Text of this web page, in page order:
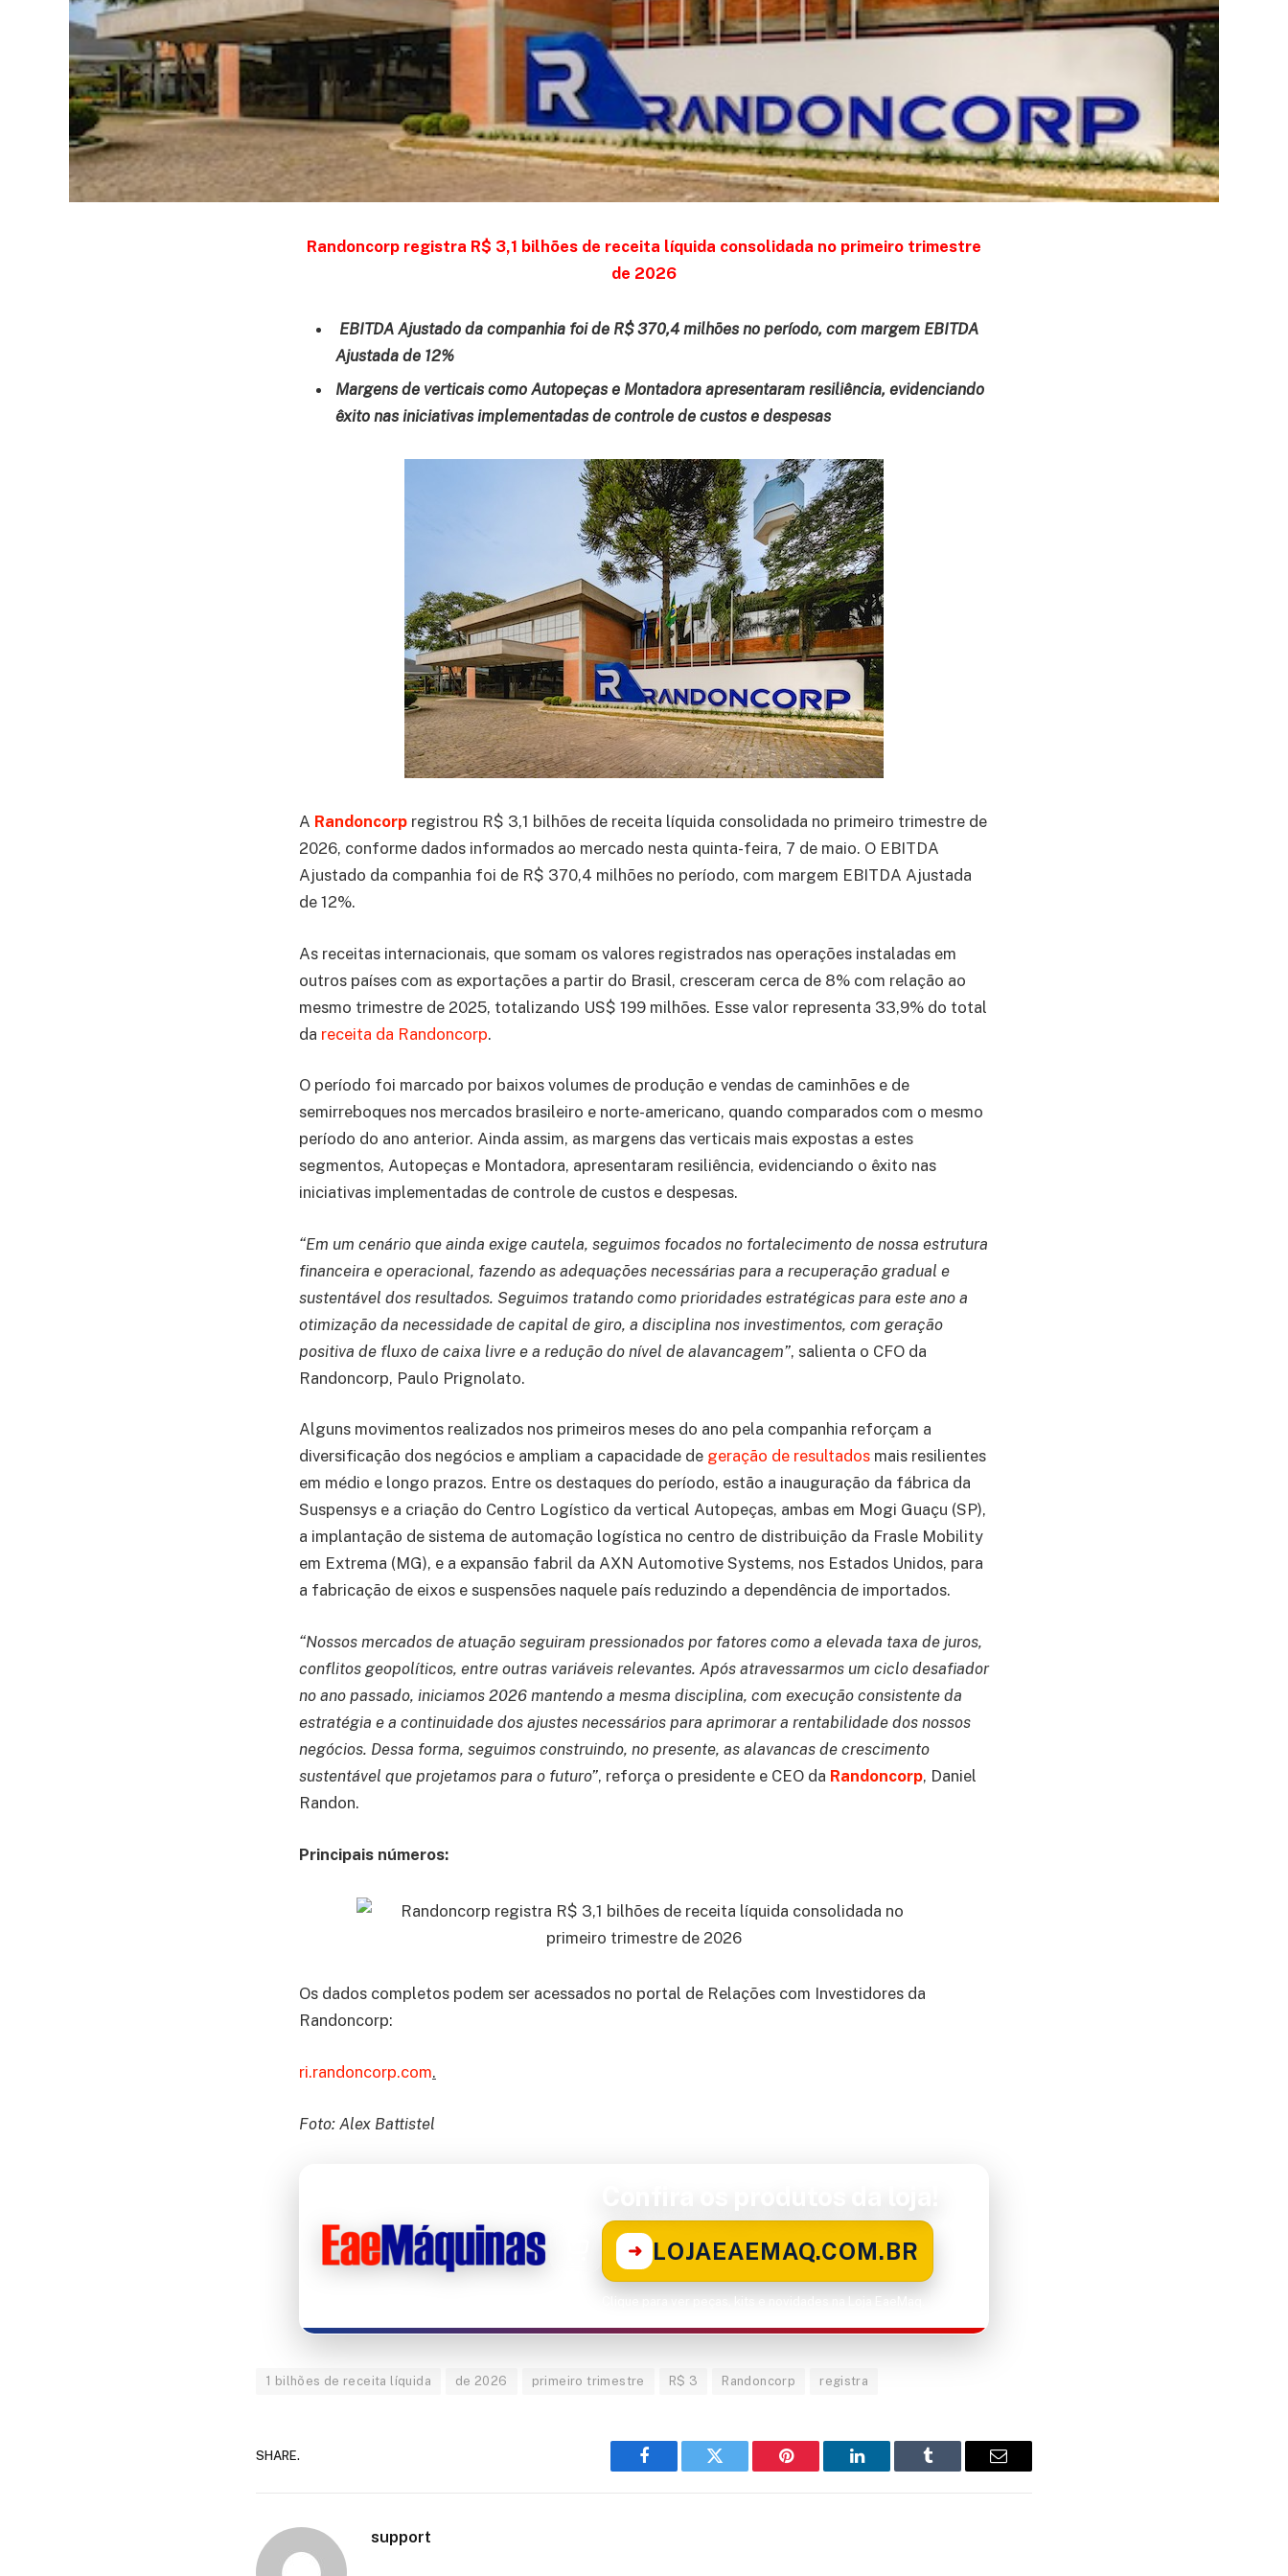
Randoncorp registra R$ 3,1 bilhões de receita líquida consolidada no primeiro trimestre
de 2026
EBITDA Ajustado da companhia foi de R$ 370,4 milhões no período, com margem EBITDA
Ajustada de 12%
Margens de verticais como Autopeças e Montadora apresentaram resiliência, evidenciando
êxito nas iniciativas implementadas de controle de custos e despesas
A Randoncorp registrou R$ 3,1 bilhões de receita líquida consolidada no primeiro trimestre de
2026, conforme dados informados ao mercado nesta quinta-feira, 7 de maio. O EBITDA
Ajustado da companhia foi de R$ 370,4 milhões no período, com margem EBITDA Ajustada
de 12%.
As receitas internacionais, que somam os valores registrados nas operações instaladas em
outros países com as exportações a partir do Brasil, cresceram cerca de 8% com relação ao
mesmo trimestre de 2025, totalizando US$ 199 milhões. Esse valor representa 33,9% do total
da receita da Randoncorp.
O período foi marcado por baixos volumes de produção e vendas de caminhões e de
semirreboques nos mercados brasileiro e norte-americano, quando comparados com o mesmo
período do ano anterior. Ainda assim, as margens das verticais mais expostas a estes
segmentos, Autopeças e Montadora, apresentaram resiliência, evidenciando o êxito nas
iniciativas implementadas de controle de custos e despesas.
“Em um cenário que ainda exige cautela, seguimos focados no fortalecimento de nossa estrutura
financeira e operacional, fazendo as adequações necessárias para a recuperação gradual e
sustentável dos resultados. Seguimos tratando como prioridades estratégicas para este ano a
otimização da necessidade de capital de giro, a disciplina nos investimentos, com geração
positiva de fluxo de caixa livre e a redução do nível de alavancagem”, salienta o CFO da
Randoncorp, Paulo Prignolato.
Alguns movimentos realizados nos primeiros meses do ano pela companhia reforçam a
diversificação dos negócios e ampliam a capacidade de geração de resultados mais resilientes
em médio e longo prazos. Entre os destaques do período, estão a inauguração da fábrica da
Suspensys e a criação do Centro Logístico da vertical Autopeças, ambas em Mogi Guaçu (SP),
a implantação de sistema de automação logística no centro de distribuição da Frasle Mobility
em Extrema (MG), e a expansão fabril da AXN Automotive Systems, nos Estados Unidos, para
a fabricação de eixos e suspensões naquele país reduzindo a dependência de importados.
“Nossos mercados de atuação seguiram pressionados por fatores como a elevada taxa de juros,
conflitos geopolíticos, entre outras variáveis relevantes. Após atravessarmos um ciclo desafiador
no ano passado, iniciamos 2026 mantendo a mesma disciplina, com execução consistente da
estratégia e a continuidade dos ajustes necessários para aprimorar a rentabilidade dos nossos
negócios. Dessa forma, seguimos construindo, no presente, as alavancas de crescimento
sustentável que projetamos para o futuro”, reforça o presidente e CEO da Randoncorp, Daniel
Randon.
Principais números:
Os dados completos podem ser acessados no portal de Relações com Investidores da
Randoncorp:
ri.randoncorp.com.
Foto: Alex Battistel
➜ LOJAEAEMAQ.COM.BR
1 bilhões de receita líquida de 2026 primeiro trimestre R$ 3 Randoncorp registra
SHARE.
Facebook Twitter Pinterest LinkedIn Tumblr Email
support